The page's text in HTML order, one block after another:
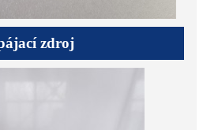
zdroj